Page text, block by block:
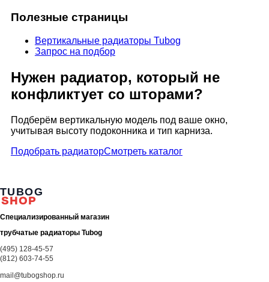
Полезные страницы
Вертикальные радиаторы Tubog
Запрос на подбор
Нужен радиатор, который не
конфликтует со шторами?
Подберём вертикальную модель под ваше окно,
учитывая высоту подоконника и тип карниза.
Подобрать радиаторСмотреть каталог
TUBOG
SHOP
Специализированный магазин
трубчатые радиаторы Tubog
(495) 128-45-57
(812) 603-74-55
mail@tubogshop.ru